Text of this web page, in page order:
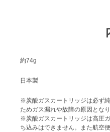
約74g
日本製
※炭酸ガスカートリッジは必ず
ためガス漏れや故障の原因となり
※炭酸ガスカートリッジは高圧
ち込みはできません。また航空